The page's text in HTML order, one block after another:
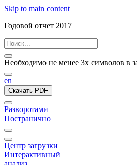
Skip to main content
Годовой отчет 2017
Необходимо не менее 3х символов в
en
Скачать PDF
Разворотами
Постранично
Центр загрузки
Интерактивный